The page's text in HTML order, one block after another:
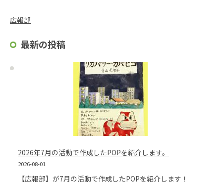
広報部
最新の投稿
2026年7月の活動で作成したPOPを紹介します。
2026-08-01
【広報部】が7月の活動で作成したPOPを紹介します！